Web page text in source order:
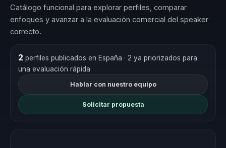
Catálogo funcional para explorar perfiles, comparar
enfoques y avanzar a la evaluación comercial del speaker
correcto.
2 perfiles publicados en España · 2 ya priorizados para
una evaluación rápida
Hablar con nuestro equipo
Solicitar propuesta